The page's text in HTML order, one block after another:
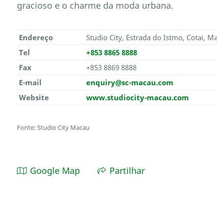
gracioso e o charme da moda urbana.
Endereço
Studio City, Estrada do Istmo, Cotai,
Tel
+853 8865 8888
Fax
+853 8869 8888
E-mail
enquiry@sc-macau.com
Website
www.studiocity-macau.com
Fonte: Studio City Macau
Google Map Partilhar